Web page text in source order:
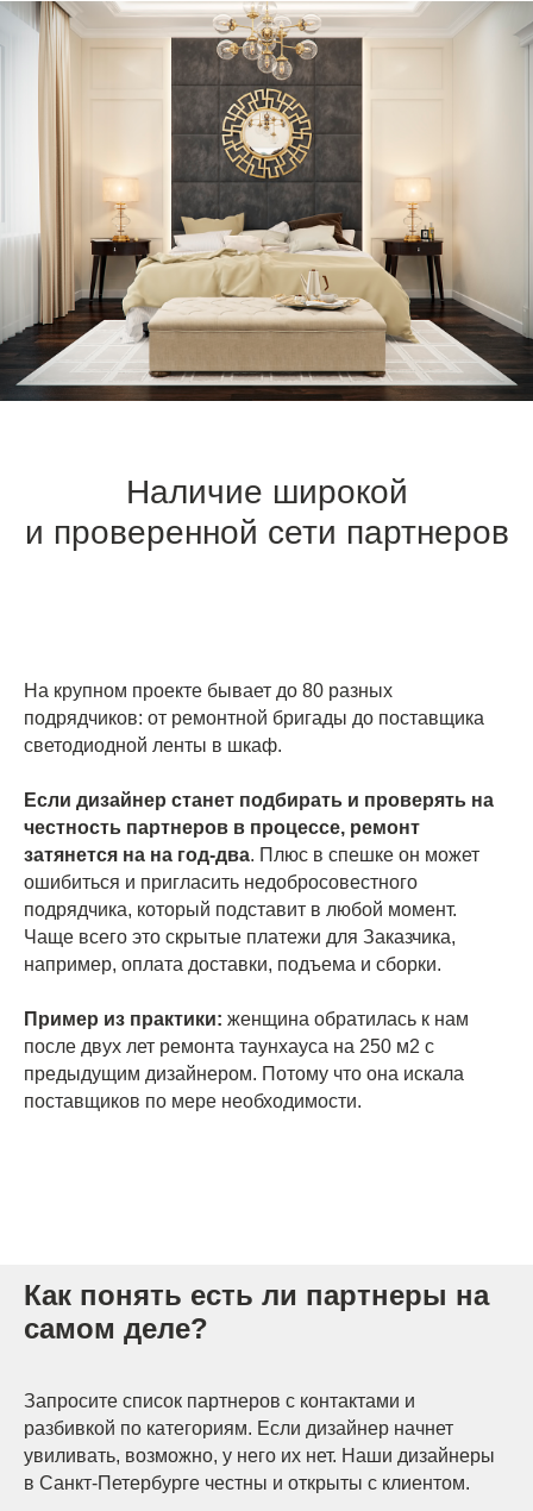
Наличие широкой
и проверенной сети партнеров
На крупном проекте бывает до 80 разных
подрядчиков: от ремонтной бригады до поставщика
светодиодной ленты в шкаф.
Если дизайнер станет подбирать и проверять на
честность партнеров в процессе, ремонт
затянется на на год-два. Плюс в спешке он может
ошибиться и пригласить недобросовестного
подрядчика, который подставит в любой момент.
Чаще всего это скрытые платежи для Заказчика,
например, оплата доставки, подъема и сборки.
Пример из практики: женщина обратилась к нам
после двух лет ремонта таунхауса на 250 м2 с
предыдущим дизайнером. Потому что она искала
поставщиков по мере необходимости.
Как понять есть ли партнеры на
самом деле?
Запросите список партнеров с контактами и
разбивкой по категориям. Если дизайнер начнет
увиливать, возможно, у него их нет. Наши дизайнеры
в Санкт-Петербурге честны и открыты с клиентом.